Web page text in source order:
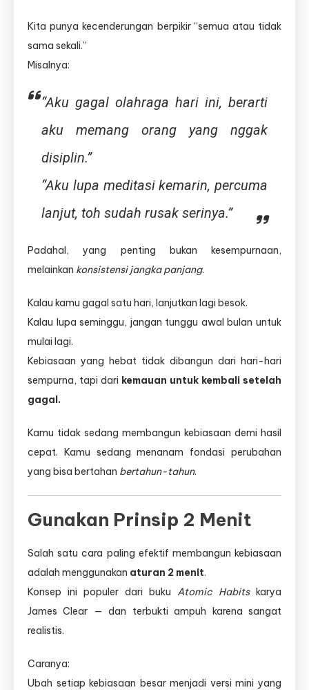
Kita punya kecenderungan berpikir “semua atau tidak
sama sekali.”
Misalnya:
“Aku gagal olahraga hari ini, berarti
aku memang orang yang nggak
disiplin.”
“Aku lupa meditasi kemarin, percuma
lanjut, toh sudah rusak serinya.”
Padahal, yang penting bukan kesempurnaan,
melainkan konsistensi jangka panjang.
Kalau kamu gagal satu hari, lanjutkan lagi besok.
Kalau lupa seminggu, jangan tunggu awal bulan untuk
mulai lagi.
Kebiasaan yang hebat tidak dibangun dari hari-hari
sempurna, tapi dari kemauan untuk kembali setelah
gagal.
Kamu tidak sedang membangun kebiasaan demi hasil
cepat. Kamu sedang menanam fondasi perubahan
yang bisa bertahan bertahun-tahun.
Gunakan Prinsip 2 Menit
Salah satu cara paling efektif membangun kebiasaan
adalah menggunakan aturan 2 menit.
Konsep ini populer dari buku Atomic Habitskarya
James Clear — dan terbukti ampuh karena sangat
realistis.
Caranya:
Ubah setiap kebiasaan besar menjadi versi mini yang